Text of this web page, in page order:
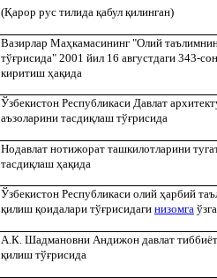
(Қарор рус тилида қабул қилинган)
Вазирлар Маҳкамасининг "Олий
тўғрисида" 2001 йил 16 августдаги 343-
киритиш ҳақида
Ўзбекистон Республикаси Давлат
аъзоларини тасдиқлаш тўғрисида
Нодавлат нотижорат ташкилотларини
тасдиқлаш ҳақида
Ўзбекистон Республикаси олий ҳарбий
қилиш қоидалари тўғрисидаги низомга
А.К. Шадмановни Андижон давлат тиббиёт
қилиш тўғрисида